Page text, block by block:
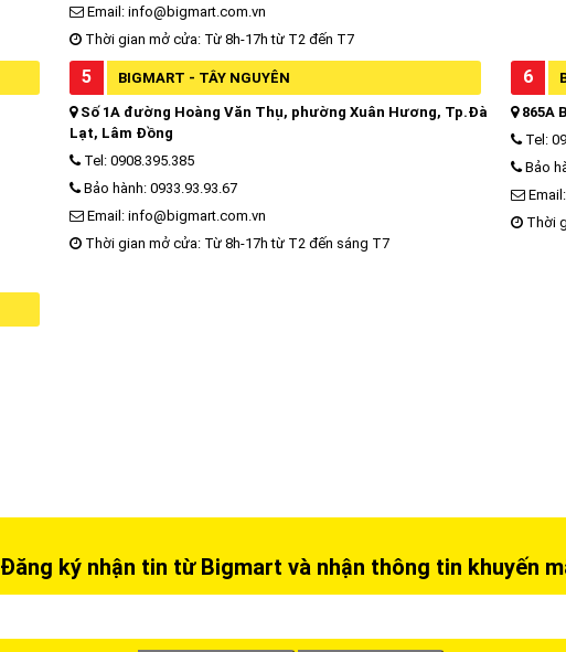
Email: info@bigmart.com.vn
Thời gian mở cửa: Từ 8h-17h từ T2 đến T7
5 BIGMART - TÂY NGUYÊN
Số 1A đường Hoàng Văn Thụ, phường Xuân Hương, Tp.Đà
Lạt, Lâm Đồng
Tel: 0908.395.385
Bảo hành: 0933.93.93.67
Email: info@bigmart.com.vn
Thời gian mở cửa: Từ 8h-17h từ T2 đến sáng T7
6
865A
Tel:
Bảo
Thời
Đăng ký nhận tin từ Bigmart và nhận thông tin khuyến